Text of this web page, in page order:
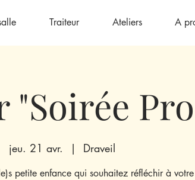
Traiteur Ateliers A
"Soirée
jeu. 21 avr.
  |
Draveil
petite enfance qui souhaitez réfléchir à